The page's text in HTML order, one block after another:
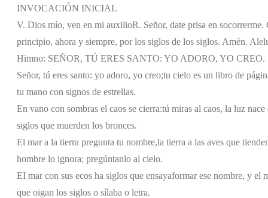
INVOCACIÓN INICIAL
V. Dios mío, ven en mi auxilioR. Señor, date prisa en
principio, ahora y siempre, por los siglos de los siglos. Amén.
Himno: SEÑOR, TÚ ERES SANTO: YO ADORO, YO CREO.
Señor, tú eres santo: yo adoro, yo creo;tu cielo es un libro de
tu mano con signos de estrellas.
En vano con sombras el caos se cierra:tú miras al caos, la luz nace
siglos que muerden los bronces.
El mar a la tierra pregunta tu nombre,la tierra a las aves que
hombre lo ignora; pregúntanlo al cielo.
EI mar con sus ecos ha siglos que ensayaformar ese nombre, y el
que oigan los siglos o sílaba o letra.